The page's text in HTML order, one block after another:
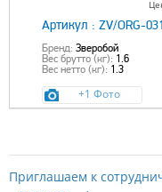
Артикул : ZV/ORG-
Бренд: Зверобой
Вес брутто (кг): 1.6
Вес нетто (кг): 1.3
+1 Фото
Приглашаем к